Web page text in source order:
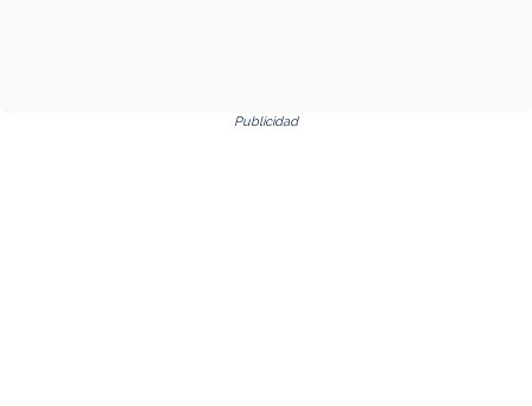
Publicidad